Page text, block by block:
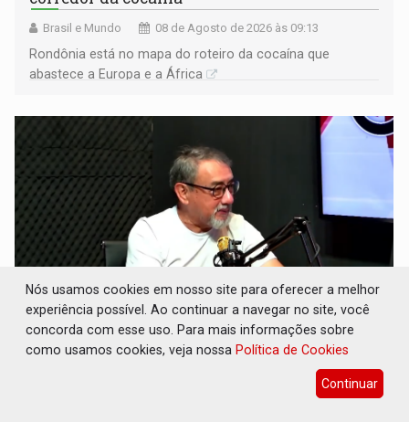
Brasil e Mundo 08 de Agosto de 2026 às 09:13
Rondônia está no mapa do roteiro da cocaína que
abastece a Europa e a África
CONEXÃO RONDONIAOVIVO: Museólogo
Antônio Ocampo conduz a história de uma
Nós usamos cookies em nosso site para oferecer a melhor
experiência possível. Ao continuar a navegar no site, você
concorda com esse uso. Para mais informações sobre
como usamos cookies, veja nossa Política de Cookies
Continuar